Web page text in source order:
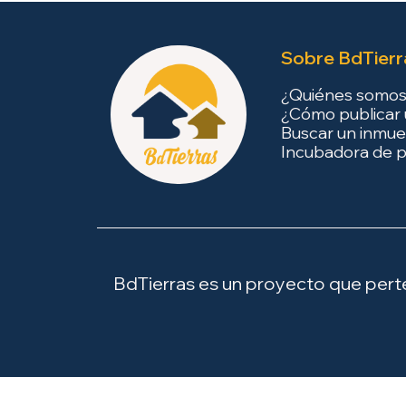
Sobre
¿Quiénes
¿Cómo
Buscar un
Incubadora de
BdTierras es un proyecto que